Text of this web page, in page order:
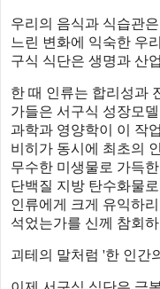
우리의 음식과 식습관
느린 변화에 익숙한 우
구식 식단은 생명과 산
한 때 인류는 합리성과
가들은 서구식 성장모
과학과 영양학이 이 작
비히가 동시에 최초의
무수한 미생물로 가득
단백질 지방 탄수화물
인류에게 크게 유익하
석었는가를 신께 참회
괴테의 말처럼 '한 인간